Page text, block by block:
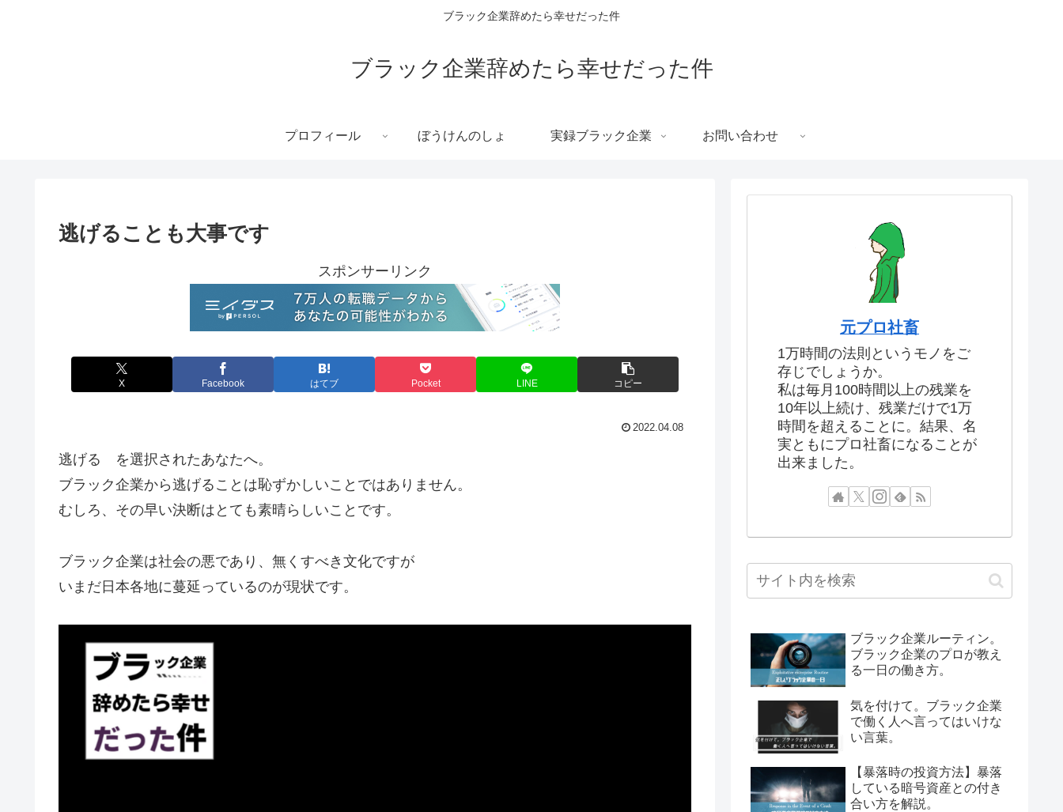
ブラック企業辞めたら幸せだった件
ブラック企業辞めたら幸せだった件
プロフィール ぼうけんのしょ 実録ブラック企業 お問い合わせ
逃げることも大事です
スポンサーリンク
X Facebook はてブ Pocket LINE コピー
2022.04.08
逃げる を選択されたあなたへ。
ブラック企業から逃げることは恥ずかしいことではありません。
むしろ、その早い決断はとても素晴らしいことです。
ブラック企業は社会の悪であり、無くすべき文化ですが
いまだ日本各地に蔓延っているのが現状です。
元プロ社畜
1万時間の法則というモノをご
存じでしょうか。
私は毎月100時間以上の残業を
10年以上続け、残業だけで1万
時間を超えることに。結果、名
実ともにプロ社畜になることが
出来ました。
ブラック企業ルーティン。
ブラック企業のプロが教え
る一日の働き方。
気を付けて。ブラック企業
で働く人へ言ってはいけな
い言葉。
【暴落時の投資方法】暴落
している暗号資産との付き
合い方を解説。